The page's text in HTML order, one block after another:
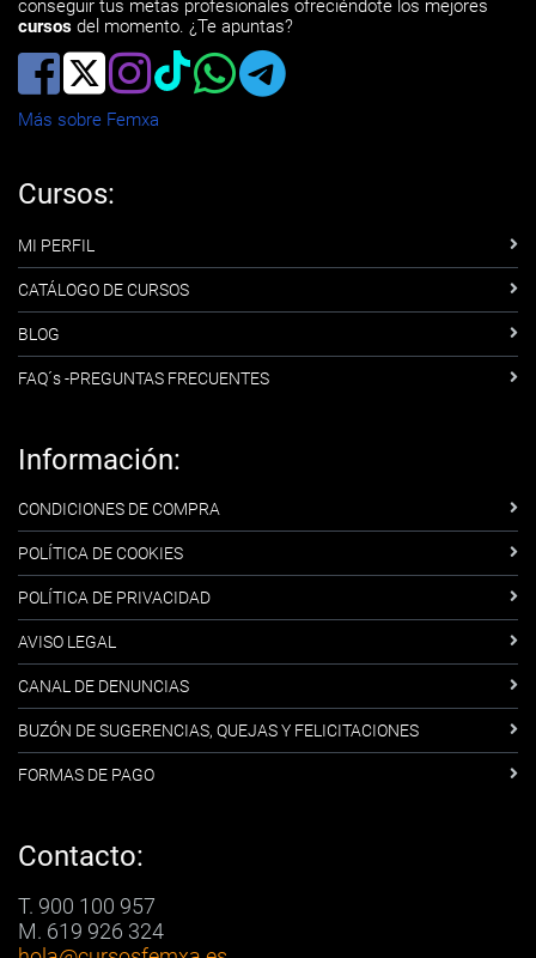
conseguir tus metas profesionales ofreciéndote los mejores
cursos del momento. ¿Te apuntas?
Más sobre Femxa
Cursos:
MI PERFIL
CATÁLOGO DE CURSOS
BLOG
FAQ´s -PREGUNTAS FRECUENTES
Información:
CONDICIONES DE COMPRA
POLÍTICA DE COOKIES
POLÍTICA DE PRIVACIDAD
AVISO LEGAL
CANAL DE DENUNCIAS
BUZÓN DE SUGERENCIAS, QUEJAS Y FELICITACIONES
FORMAS DE PAGO
Contacto:
T. 900 100 957
M. 619 926 324